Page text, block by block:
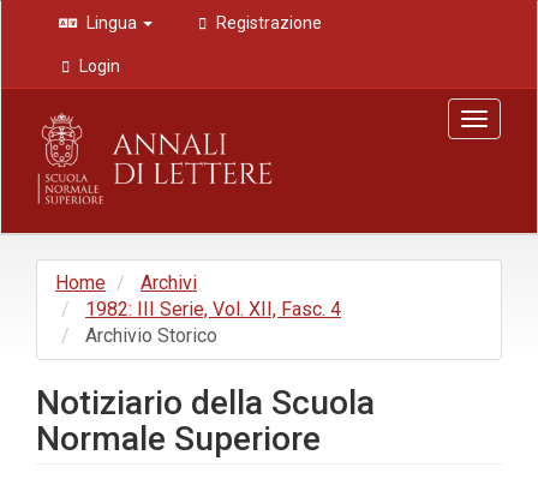
Navigazione
principale
Contenuto
principale
Barra
laterale
Lingua Registrazione
Login
Toggle
Home
Archivi
1982: III Serie, Vol. XII, Fasc. 4
Archivio Storico
Notiziario della Scuola
Normale Superiore